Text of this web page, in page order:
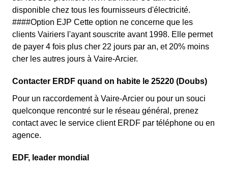
disponible chez tous les fournisseurs d'électricité.
####Option EJP Cette option ne concerne que les
clients Vairiers l'ayant souscrite avant 1998. Elle permet
de payer 4 fois plus cher 22 jours par an, et 20% moins
cher les autres jours à Vaire-Arcier.
Contacter ERDF quand on habite le 25220 (Doubs)
Pour un raccordement à Vaire-Arcier ou pour un souci
quelconque rencontré sur le réseau général, prenez
contact avec le service client ERDF par téléphone ou en
agence.
EDF, leader mondial